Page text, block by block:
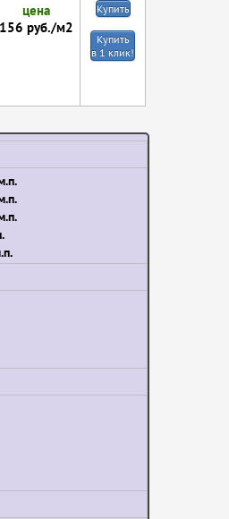
цена
156 руб./м2
Купить
Купить
в 1 клик!